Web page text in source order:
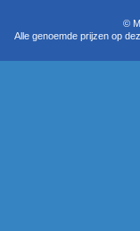
©
Alle genoemde prijzen op